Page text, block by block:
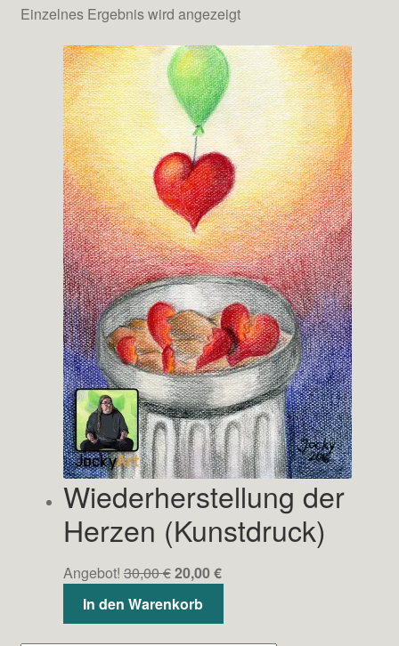
Kontakt
Einzelnes Ergebnis wird angezeigt
Wiederherstellung der
Herzen (Kunstdruck)
Angebot! 30,00€Ursprünglicher
Preis
war:
30,00 €
20,00€Aktueller
20,00 €.
In den Warenkorb